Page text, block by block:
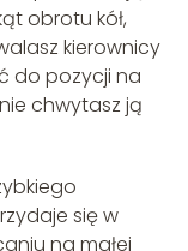
obrotu kół,
kierownicy
do pozycji na
chwytasz ją
się w
na małej